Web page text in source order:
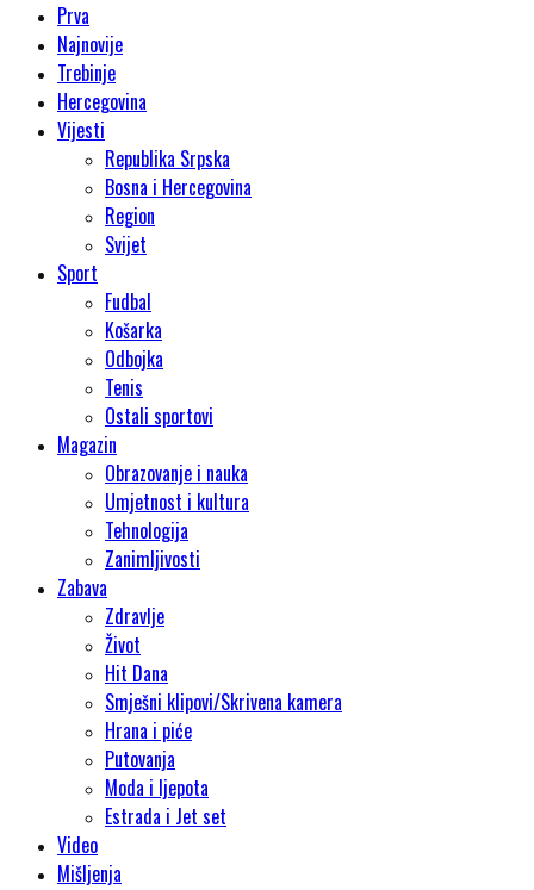
Prva
Najnovije
Trebinje
Hercegovina
Vijesti
Republika Srpska
Bosna i Hercegovina
Region
Svijet
Sport
Fudbal
Košarka
Odbojka
Tenis
Ostali sportovi
Magazin
Obrazovanje i nauka
Umjetnost i kultura
Tehnologija
Zanimljivosti
Zabava
Zdravlje
Život
Hit Dana
Smješni klipovi/Skrivena kamera
Hrana i piće
Putovanja
Moda i ljepota
Estrada i Jet set
Video
Mišljenja